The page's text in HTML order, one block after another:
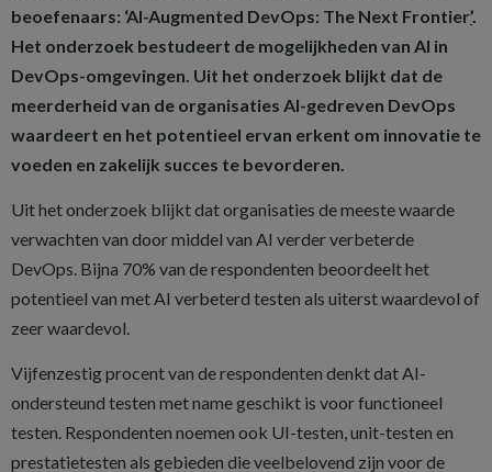
beoefenaars: ‘AI-Augmented DevOps: The Next Frontier’.
Het onderzoek bestudeert de mogelijkheden van AI in
DevOps-omgevingen. Uit het onderzoek blijkt dat de
meerderheid van de organisaties AI-gedreven DevOps
waardeert en het potentieel ervan erkent om innovatie te
voeden en zakelijk succes te bevorderen.
Uit het onderzoek blijkt dat organisaties de meeste waarde
verwachten van door middel van AI verder verbeterde
DevOps. Bijna 70% van de respondenten beoordeelt het
potentieel van met AI verbeterd testen als uiterst waardevol of
zeer waardevol.
Vijfenzestig procent van de respondenten denkt dat AI-
ondersteund testen met name geschikt is voor functioneel
testen. Respondenten noemen ook UI-testen, unit-testen en
prestatietesten als gebieden die veelbelovend zijn voor de